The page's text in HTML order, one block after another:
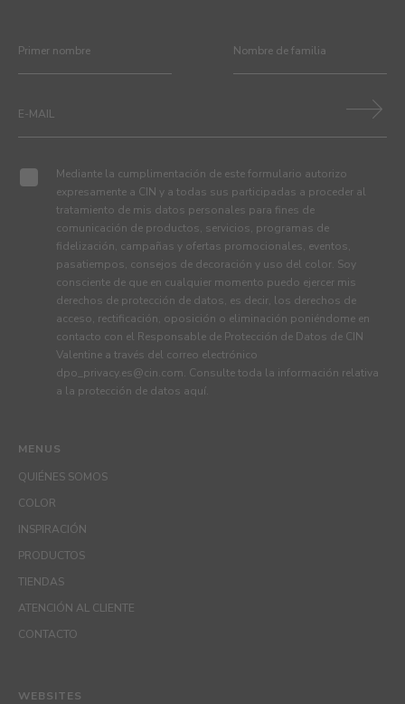
MENUS
QUIÉNES SOMOS
COLOR
INSPIRACIÓN
PRODUCTOS
TIENDAS
ATENCIÓN AL CLIENTE
CONTACTO
Mediante la cumplimentación de este formulario autorizo
expresamente a CIN y a todas sus participadas a proceder al
tratamiento de mis datos personales para fines de
comunicación de productos, servicios, programas de
fidelización, campañas y ofertas promocionales, eventos,
pasatiempos, consejos de decoración y uso del color. Soy
consciente de que en cualquier momento puedo ejercer mis
derechos de protección de datos, es decir, los derechos de
acceso, rectificación, oposición o eliminación poniéndome en
contacto con el Responsable de Protección de Datos de CIN
Valentine a través del correo electrónico
dpo_privacy.es@cin.com. Consulte toda la información relativa
a la protección de datos aquí.
WEBSITES